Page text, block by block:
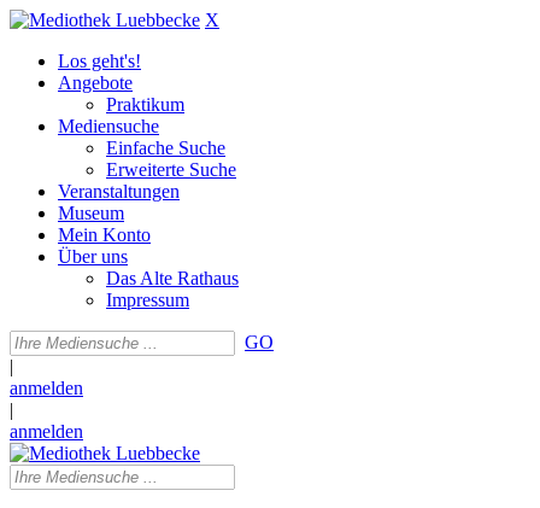
X
Los geht's!
Angebote
Praktikum
Mediensuche
Einfache Suche
Erweiterte Suche
Veranstaltungen
Museum
Mein Konto
Über uns
Das Alte Rathaus
Impressum
GO
|
anmelden
|
anmelden